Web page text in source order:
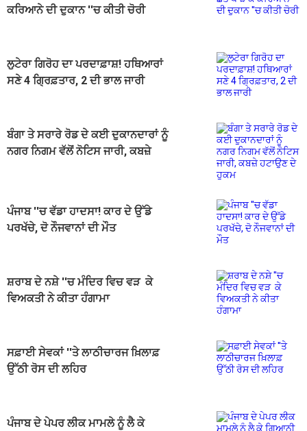
ਕਰਿਆਨੇ ਦੀ ਦੁਕਾਨ ''ਚ ਕੀਤੀ ਚੋਰੀ
ਲੁਟੇਰਾ ਗਿਰੋਹ ਦਾ ਪਰਦਾਫ਼ਾਸ਼! ਹਥਿਆਰਾਂ
ਸਣੇ 4 ਗ੍ਰਿਫ਼ਤਾਰ, 2 ਦੀ ਭਾਲ ਜਾਰੀ
ਬੰਗਾ ਤੇ ਸਰਾਰੇ ਰੋਡ ਦੇ ਕਈ ਦੁਕਾਨਦਾਰਾਂ ਨੂੰ
ਨਗਰ ਨਿਗਮ ਵੱਲੋਂ ਨੋਟਿਸ ਜਾਰੀ, ਕਬਜ਼ੇ
ਪੰਜਾਬ ''ਚ ਵੱਡਾ ਹਾਦਸਾ! ਕਾਰ ਦੇ ਉੱਡੇ
ਪਰਖੱਚੇ, ਦੋ ਨੌਜਵਾਨਾਂ ਦੀ ਮੌਤ
ਸ਼ਰਾਬ ਦੇ ਨਸ਼ੇ ''ਚ ਮੰਦਿਰ ਵਿਚ ਵੜ ਕੇ
ਵਿਅਕਤੀ ਨੇ ਕੀਤਾ ਹੰਗਾਮਾ
ਸਫ਼ਾਈ ਸੇਵਕਾਂ ''ਤੇ ਲਾਠੀਚਾਰਜ ਖ਼ਿਲਾਫ਼
ਉੱਠੀ ਰੋਸ ਦੀ ਲਹਿਰ
ਪੰਜਾਬ ਦੇ ਪੇਪਰ ਲੀਕ ਮਾਮਲੇ ਨੂੰ ਲੈ ਕੇ